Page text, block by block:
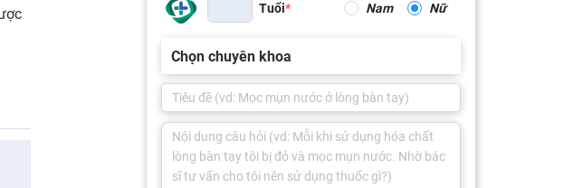
Tuổi Nam Nữ
Chọn chuyên khoa